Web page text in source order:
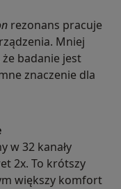
rezonans pracuje
Mniej
że badanie jest
znaczenie dla
w 32 kanały
2x. To krótszy
większy komfort